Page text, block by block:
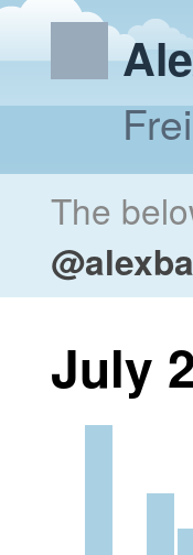
The
July